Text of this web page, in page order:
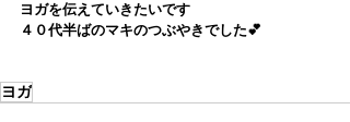
ヨガを伝えていきたいです
４０代半ばのマキのつぶやきでした💕
ヨガ